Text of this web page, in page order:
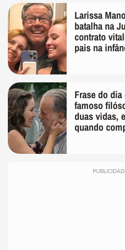
Larissa
batalha na
contrato
pais na
Frase do
famoso
duas vidas,
quando